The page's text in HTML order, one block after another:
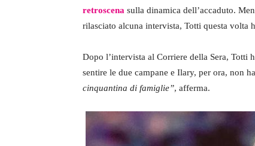
retroscena sulla dinamica dell’accaduto.
rilasciato alcuna intervista, Totti questa volta
Dopo l’intervista al Corriere della Sera, Totti
sentire le due campane e Ilary, per ora, non
cinquantina di famiglie”, afferma.